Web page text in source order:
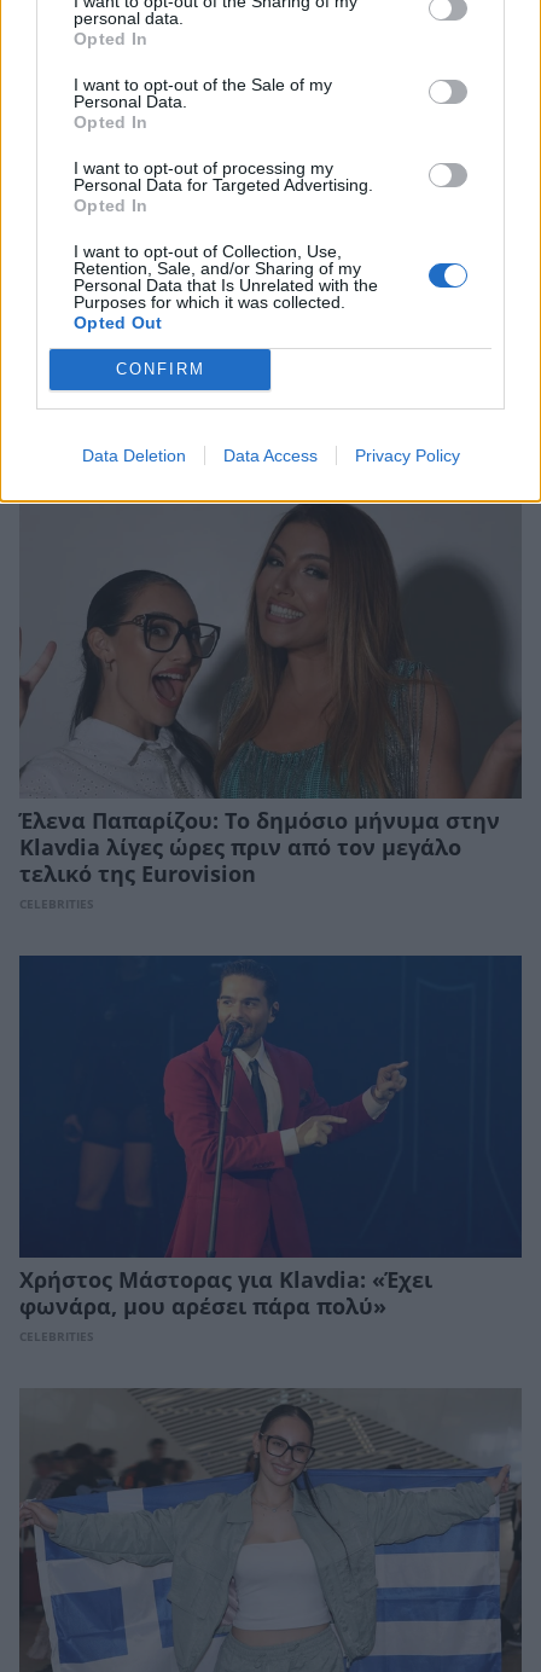
personal data.
Opted In
I want to opt-out of the Sale of my
Personal Data.
Opted In
I want to opt-out of processing my
Personal Data for Targeted Advertising.
Opted In
I want to opt-out of Collection, Use,
Retention, Sale, and/or Sharing of my
Personal Data that Is Unrelated with the
Purposes for which it was collected.
Opted Out
CONFIRM
Data Deletion Data Access Privacy Policy
Klavdia: Οι δηλώσεις της λίγο πριν από τον
μεγάλο τελικό της Eurovision 2025 – «Είμαι
ήδη νικήτρια»
Έλενα Παπαρίζου: Το δημόσιο μήνυμα στην
Klavdia λίγες ώρες πριν από τον μεγάλο
τελικό της Eurovision
CELEBRITIES
Χρήστος Μάστορας για Klavdia: «Έχει
φωνάρα, μου αρέσει πάρα πολύ»
CELEBRITIES